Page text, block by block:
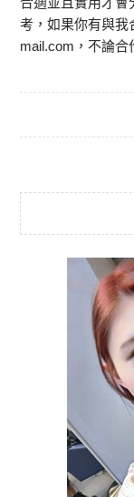
考，如果你有與我
mail.com，不論合